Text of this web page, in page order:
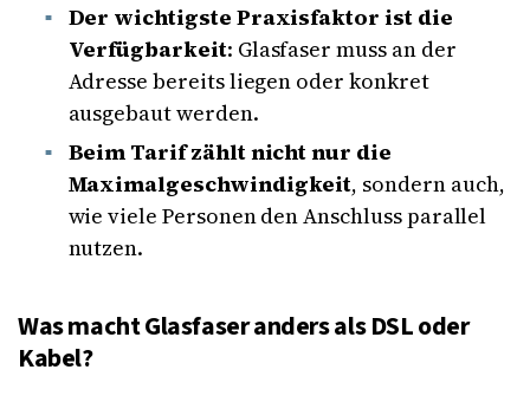
Der wichtigste Praxisfaktor ist die
Verfügbarkeit: Glasfaser muss an der
Adresse bereits liegen oder konkret
ausgebaut werden.
Beim Tarif zählt nicht nur die
Maximalgeschwindigkeit, sondern auch,
wie viele Personen den Anschluss parallel
nutzen.
Was macht Glasfaser anders als DSL oder
Kabel?